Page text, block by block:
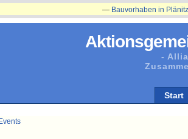
-
Start
Bauvorhaben in Plänitz
Events